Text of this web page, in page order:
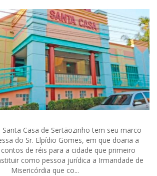
Casa de Sertãozinho tem seu marco
do Sr. Elpídio Gomes, em que doaria a
de réis para a cidade que primeiro
como pessoa jurídica a Irmandade de
Misericórdia que co...